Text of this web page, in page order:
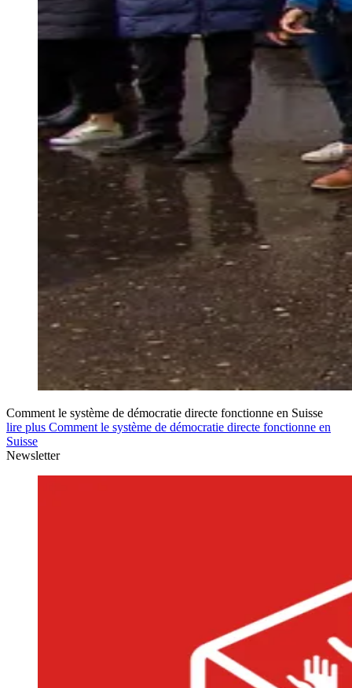
Comment le système de démocratie directe fonctionne en Suisse
lire plus Comment le système de démocratie directe fonctionne en
Suisse
Newsletter